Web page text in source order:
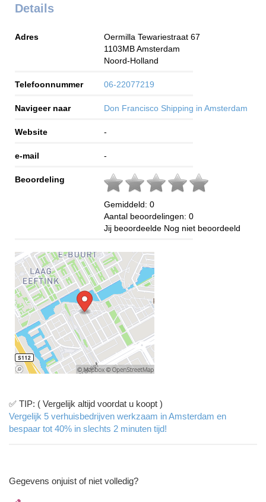
Details
Adres
Oermilla Tewariestraat 67
1103MBAmsterdam
Noord-Holland
Telefoonnummer 06-22077219
Navigeer naar Don Francisco Shipping in Amsterdam
Website -
e-mail -
Beoordeling
Gemiddeld: 0
Aantal beoordelingen: 0
Jij beoordeelde Nog niet beoordeeld
✅ TIP: ( Vergelijk altijd voordat u koopt )
Vergelijk 5 verhuisbedrijven werkzaam in Amsterdam en
bespaar tot 40% in slechts 2 minuten tijd!
Gegevens onjuist of niet volledig?